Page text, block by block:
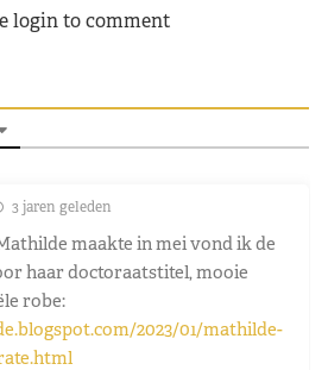
login to comment
3 jaren geleden
maakte in mei vond ik de
haar doctoraatstitel, mooie
robe:
2023/01/mathilde-